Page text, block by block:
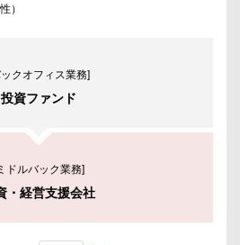
）
ックオフィス業務]
投資ファンド
ドルバック業務]
・経営支援会社